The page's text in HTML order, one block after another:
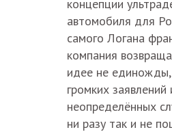
концепции
автомобиля для
самого Логана
компания
идее не
громких заявлений
неопределённых
ни разу так и не